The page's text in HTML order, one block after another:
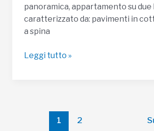
panoramica, appartamento su due
caratterizzato da: pavimenti in
a spina
APPARTAMENTO
Leggi tutto »
1 2